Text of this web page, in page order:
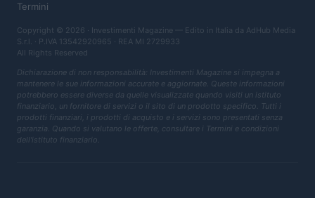
Termini
Copyright © 2026 · Investimenti Magazine — Edito in Italia da AdHub Media
S.r.l. · P.IVA 13542920965 · REA MI 2729933
All Rights Reserved
Dichiarazione di non responsabilità: Investimenti Magazine si impegna a
mantenere le sue informazioni accurate e aggiornate. Queste informazioni
potrebbero essere diverse da quelle visualizzate quando visiti un istituto
finanziario, un fornitore di servizi o il sito di un prodotto specifico. Tutti i
prodotti finanziari, i prodotti di acquisto e i servizi sono presentati senza
garanzia. Quando si valutano le offerte, consultare i Termini e condizioni
dell'istituto finanziario.